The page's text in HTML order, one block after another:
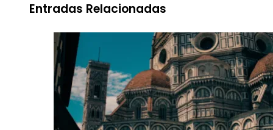
Entradas Relacionadas